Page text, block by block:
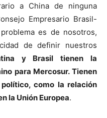
a China de ninguna
Empresario Brasil-
es de nosotros,
de definir nuestros
y Brasil tienen la
para Mercosur. Tienen
como la relación
la Unión Europea.